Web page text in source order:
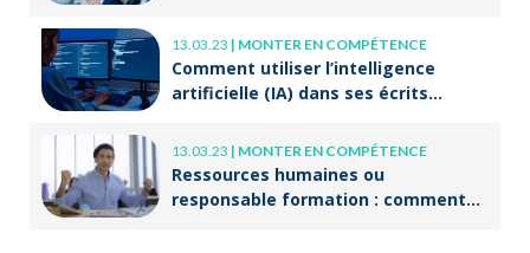
13.03.23 | MONTER EN COMPÉTENCE
Comment utiliser l’intelligence
artificielle (IA) dans ses écrits
13.03.23 | MONTER EN COMPÉTENCE
Ressources humaines ou
responsable formation : comment